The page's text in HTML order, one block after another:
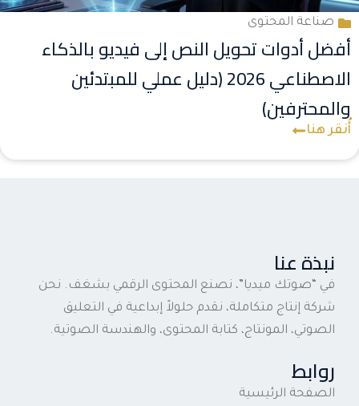
صناعة المحتوى
أفضل أدوات تحويل النص إلى فيديو بالذكاء
الاصطناعي 2026 (دليل عملي للمبتدئين
والمحترفين)
أُنقر هنا
نبذة عنا
في “صوتك ميديا”، نصنع المحتوى الرقمي بشغف. نحن
شركة إنتاج متكاملة، نقدم حلولاً إبداعية في التعليق
الصوتي، المونتاج، كتابة المحتوى، والهندسة الصوتية.
روابط
الصفحة الرئيسية